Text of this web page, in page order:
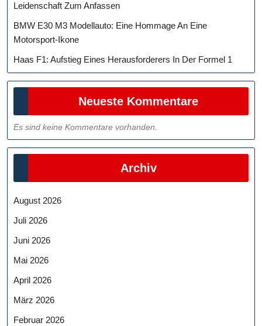
Leidenschaft Zum Anfassen
BMW E30 M3 Modellauto: Eine Hommage An Eine
Motorsport-Ikone
Haas F1: Aufstieg Eines Herausforderers In Der Formel 1
Neueste Kommentare
Es sind keine Kommentare vorhanden.
Archiv
August 2026
Juli 2026
Juni 2026
Mai 2026
April 2026
März 2026
Februar 2026